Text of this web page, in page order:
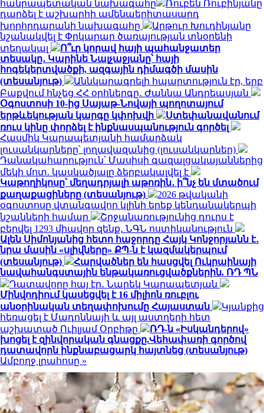
հանրապետական ​​նախագահը
Ռուբեն Ռուբինյանը
դարձել է աշխարհի ամենաերիտասարդ
խորհրդարանի նախագահը
Արթուր Խուդինյանը
նշանակվել է Փրկարար ծառայության տնօրենի
տեղակալ
Ո՞ւր կորավ հայի պահանջատեր
տեսակը․ Կարինե Նալչաջյանը՝ հայի
հոգեկերտվածքի, ազգային դիմագծի մասին
(տեսանյութ)
Աննկարագրելի հպարտություն էր, երբ
Բաքվում հնչեց ՀՀ օրհներգը․ Ժաննա Անդրեասյան
Օգոստոսի 10-ից Սայաթ-Նովայի պողոտայում
երթևեկության կարգը կփոխվի
Ստեփանավանում
ռուս կինը փորձել է ինքնասպանություն գործել
Հասմիկ Կարապետյանի համարձակ
լուսանկարները՝ լողավազանից (լուսանկարներ)
Դանակահարություն՝ Մասիսի գազալցակայաններից
մեկի մոտ. կասկածյալը ձերբակալվել է
Կաթողիկոսը՝ մեղադրյալի աթոռին․ ի՞նչ են մտածում
քաղաքացիները (տեսանյութ)
2026 թվականի
օգոստոսը վտանգավոր կլինի երեք կենդանակերպի
նշանների համար
Շրջանառությունից դուրս է
բերվել 1293 միավոր զենք․ ՆԳՆ ոստիկանություն
Ալեն Սիմոնյանից հետո հաջորդը Հայկ Կոնջորյանն է․
նրա մասին «սլիվները» ՔՊ-ն է կազմակերպում
(տեսանյութ)
Հարվածներ են հասցվել Ուկրաինայի
նավահանգստային ենթակառուցվածքներին. ՌԴ ՊՆ
Դատավորը հայ էր․ Նարեկ Կարապետյան
Մինվոդիում կասեցվել է 16 միլիոն ռուբլու
անօրինական տեղափոխումը Հայաստան
Կյանքից
հեռացել է Մադոննայի և այլ աստղերի հետ
աշխատած Ուիլյամ Օրբիթը
ՌԴ-ն «Իսկանդերով»
խոցել է զինվորական գնացքը.Վեհափառի գործով
դատավորն ինքնաբացարկ հայտնեց (տեսանյութ)
Ամբողջ լրահոսը »